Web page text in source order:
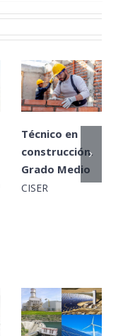
Técnico en
construcción.
Grado Medio
CISER